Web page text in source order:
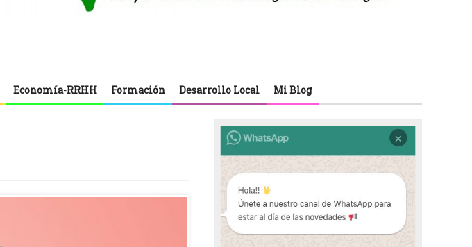
Economía-RRHH Formación Desarrollo Local Mi Blog